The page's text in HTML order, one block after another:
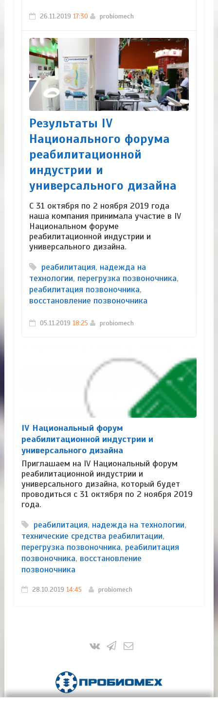
26.11.2019 17:30 probiomech
Результаты IV
Национального форума
реабилитационной
индустрии и
универсального дизайна
С 31 октября по 2 ноября 2019 года
наша компания принимала участие в IV
Национальном форуме
реабилитационной индустрии и
универсального дизайна.
реабилитация, надежда на
технологии, перегрузка позвоночника,
реабилитация позвоночника,
восстановление позвоночника
05.11.2019 18:25 probiomech
IV Национальный форум
реабилитационной индустрии и
универсального дизайна
Приглашаем на IV Национальный форум
реабилитационной индустрии и
универсального дизайна, который будет
проводиться с 31 октября по 2 ноября 2019
года.
реабилитация, надежда на технологии,
технические средства реабилитации,
перегрузка позвоночника, реабилитация
позвоночника, восстановление
позвоночника
28.10.2019 14:45 probiomech